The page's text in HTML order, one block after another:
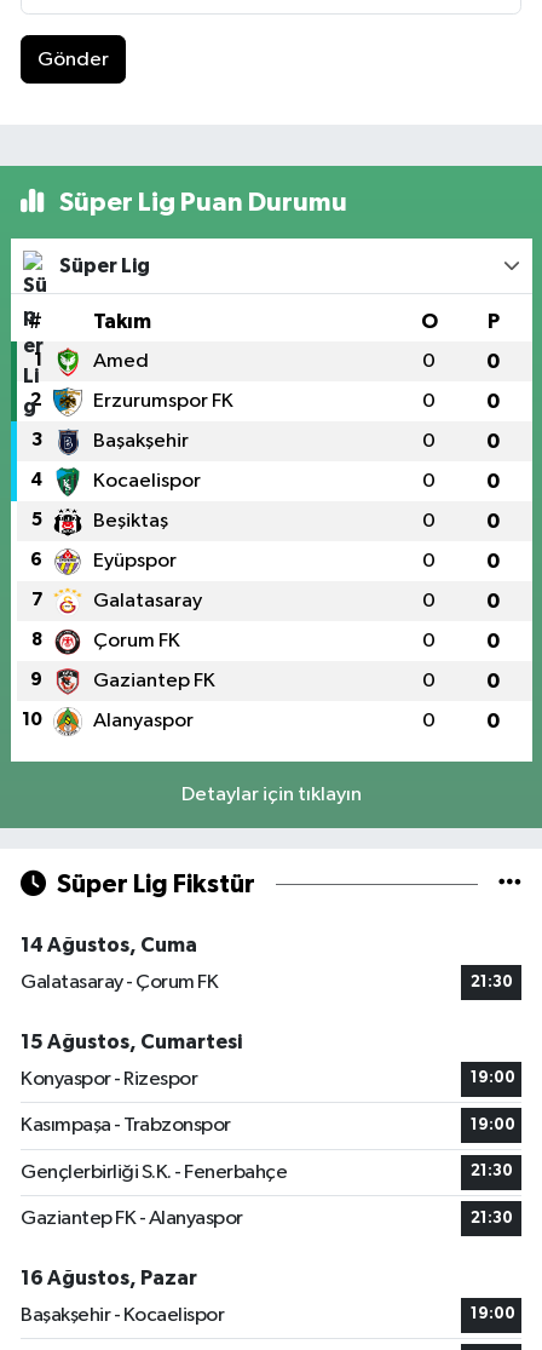
Gönder
Süper Lig Puan Durumu
Süper Lig
# Takım O P
1 Amed 0 0
2 Erzurumspor FK 0 0
3 Başakşehir 0 0
4 Kocaelispor 0 0
5 Beşiktaş 0 0
6 Eyüpspor 0 0
7 Galatasaray 0 0
8 Çorum FK 0 0
9 Gaziantep FK 0 0
10 Alanyaspor 0 0
Detaylar için tıklayın
Süper Lig Fikstür
14 Ağustos, Cuma
Galatasaray - Çorum FK
21:30
15 Ağustos, Cumartesi
Konyaspor - Rizespor
19:00
Kasımpaşa - Trabzonspor 19:00
Gençlerbirliği S.K. - Fenerbahçe 21:30
Gaziantep FK - Alanyaspor 21:30
16 Ağustos, Pazar
Başakşehir - Kocaelispor
19:00